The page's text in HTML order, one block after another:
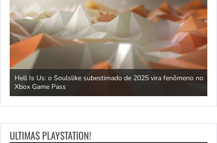
Hell Is Us: o Soulslike subestimado de 2025 vira fenômeno no
Xbox Game Pass
ULTIMAS PLAYSTATION!